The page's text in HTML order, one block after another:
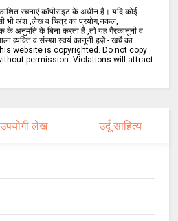
रचनाएं कॉपीराइट के अधीन हैं। यदि कोई
भी अंश ,लेख व चित्र का प्रयोग,नकल,
के अनुमति के बिना करता है ,तो यह गैरकानूनी व
व्यक्ति व संस्था स्वयं कानूनी हर्ज़े - खर्चे का
this website is copyrighted. Do not copy
permission. Violations will attract
उपयोगी लेख उर्दू साहित्य